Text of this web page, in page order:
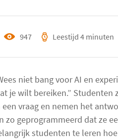
947keer
Leestijd 4 minuten
niet bang voor AI en
je wilt bereiken.” Studenten
vraag en nemen het
zo geprogrammeerd dat ze
studenten te leren